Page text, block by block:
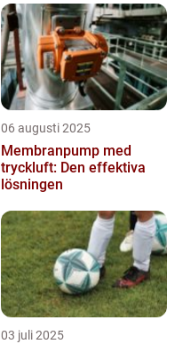
06 augusti 2025
Membranpump med
tryckluft: Den effektiva
lösningen
03 juli 2025